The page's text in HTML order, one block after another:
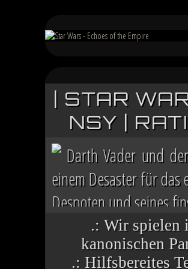
| STAR
NSY |
Darth Vader und
einem Desaster für das
Despoten und seines
Chaos herrscht auf
.: Wir spielen
kanonischen
.: Hilfsbereites